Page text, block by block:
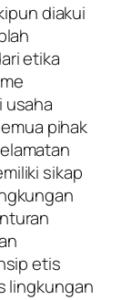
diakui
etika
usaha
pihak
sikap
etis
lingkungan